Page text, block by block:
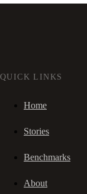
QUICK LINKS
Home
Stories
Benchmarks
About